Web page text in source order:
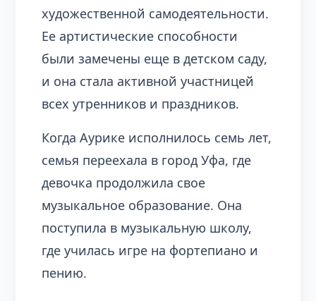
художественной самодеятельности.
Ее артистические способности
были замечены еще в детском саду,
и она стала активной участницей
всех утренников и праздников.
Когда Аурике исполнилось семь лет,
семья переехала в город Уфа, где
девочка продолжила свое
музыкальное образование. Она
поступила в музыкальную школу,
где училась игре на фортепиано и
пению.